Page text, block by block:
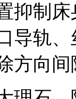
抑制
导轨
方向